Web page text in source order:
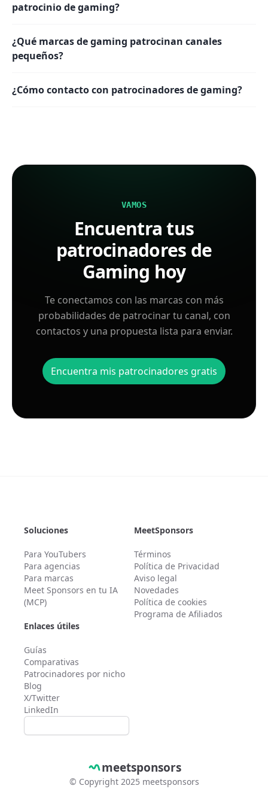
patrocinio de gaming?
¿Qué marcas de gaming patrocinan canales
pequeños?
¿Cómo contacto con patrocinadores de gaming?
VAMOS
Encuentra tus
patrocinadores de
Gaming hoy
Te conectamos con las marcas con más
probabilidades de patrocinar tu canal, con
contactos y una propuesta lista para enviar.
Encuentra mis patrocinadores gratis
Soluciones
Para YouTubers
Para agencias
Para marcas
Meet Sponsors en tu IA
(MCP)
MeetSponsors
Términos
Política de Privacidad
Aviso legal
Novedades
Política de cookies
Programa de Afiliados
Enlaces útiles
Guías
Comparativas
Patrocinadores por nicho
Blog
X/Twitter
LinkedIn
meetsponsors
© Copyright 2025 meetsponsors